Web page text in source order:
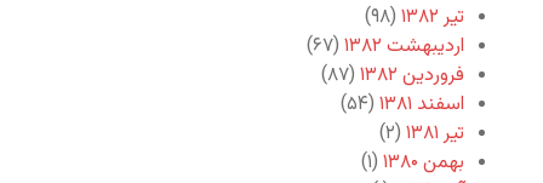
تیر ۱۳۸۲
(۹۸)
اردیبهشت ۱۳۸۲
(۶۷)
فروردین ۱۳۸۲
(۸۷)
اسفند ۱۳۸۱
(۵۴)
تیر ۱۳۸۱
(۲)
بهمن ۱۳۸۰
(۱)